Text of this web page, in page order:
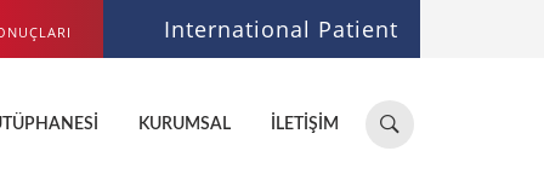
International Patient
Hastane,
doktor,
KURUMSAL İLETIŞIM